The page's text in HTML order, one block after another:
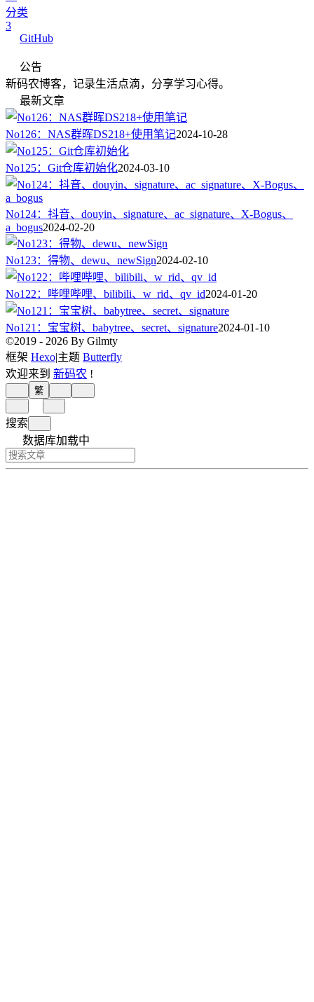
分类
3
GitHub
公告
新码农博客，记录生活点滴，分享学习心得。
最新文章
No126：NAS群晖DS218+使用笔记2024-10-28
No125：Git仓库初始化2024-03-10
No124：抖音、douyin、signature、ac_signature、X-Bogus、
a_bogus2024-02-20
No123：得物、dewu、newSign2024-02-10
No122：哔哩哔哩、bilibili、w_rid、qv_id2024-01-20
No121：宝宝树、babytree、secret、signature2024-01-10
©2019 - 2026 By Gilmty
框架 Hexo|主题 Butterfly
欢迎来到 新码农 !
繁
搜索
数据库加载中